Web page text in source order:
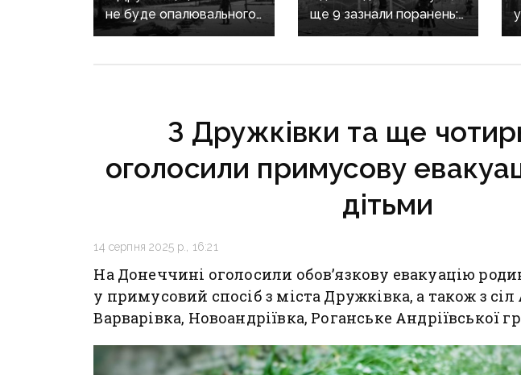
не буде опалювального
сезону: фронт
ще 9 зазнали поранень:
воєнні злочини
З Дружківки та ще
оголосили примусову
дітьми
14 серпня 2025 р., 16:21
На Донеччині оголосили обов’язкову евакуацію
у примусовий спосіб з міста Дружківка, а також з сіл
Варварівка, Новоандріївка, Роганське Андріївської